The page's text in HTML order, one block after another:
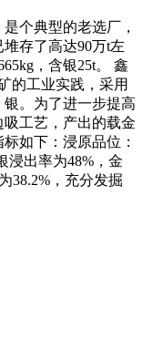
个典型的老选厂，
存了高达90万t左
，含银25t。 鑫
的工业实践，采用
。为了进一步提高
工艺，产出的载金
如下：浸原品位：
浸出率为48%，金
38.2%，充分发掘